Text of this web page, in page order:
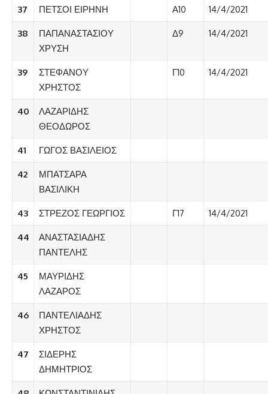
37 ΠΕΤΣΟΙ ΕΙΡΗΝΗ Α10 14/4/2021
38
ΠΑΠΑΝΑΣΤΑΣΙΟΥ
ΧΡΥΣΗ
Δ9 14/4/2021
39
ΣΤΕΦΑΝΟΥ
ΧΡΗΣΤΟΣ
Γ10 14/4/2021
40
ΛΑΖΑΡΙΔΗΣ
ΘΕΟΔΩΡΟΣ
41 ΓΩΓΟΣ ΒΑΣΙΛΕΙΟΣ
42
ΜΠΑΤΣΑΡΑ
ΒΑΣΙΛΙΚΗ
43 ΣΤΡΕΖΟΣ ΓΕΩΡΓΙΟΣ Γ17 14/4/2021
44
ΑΝΑΣΤΑΣΙΑΔΗΣ
ΠΑΝΤΕΛΗΣ
45
ΜΑΥΡΙΔΗΣ
ΛΑΖΑΡΟΣ
46
ΠΑΝΤΕΛΙΑΔΗΣ
ΧΡΗΣΤΟΣ
47
ΣΙΔΕΡΗΣ
ΔΗΜΗΤΡΙΟΣ